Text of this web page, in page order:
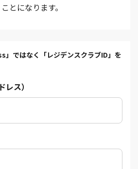
とになります。
」ではなく「レジデンスクラブID」を
ス）